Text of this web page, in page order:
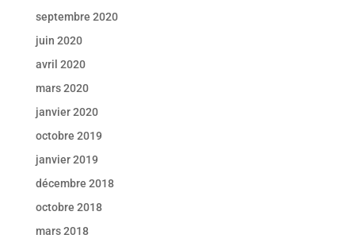
septembre 2020
juin 2020
avril 2020
mars 2020
janvier 2020
octobre 2019
janvier 2019
décembre 2018
octobre 2018
mars 2018